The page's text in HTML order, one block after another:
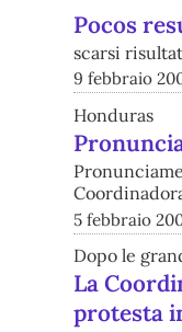
Pocos
scarsi
9 febbraio
Honduras
5 febbraio
Dopo le
La
protesta